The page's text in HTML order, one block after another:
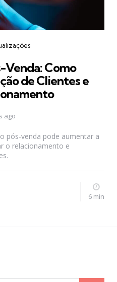
Venda: Como
de Clientes e
ago
pós-venda pode aumentar a
o relacionamento e
6 min